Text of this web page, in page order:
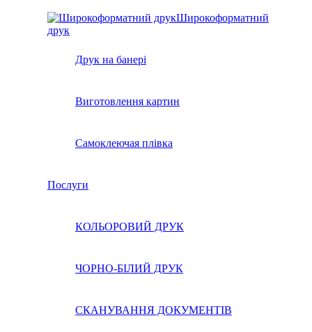
Широкоформатний
друк
Друк на банері
Виготовлення картин
Самоклеючая плівка
Послуги
КОЛЬОРОВИЙ ДРУК
ЧОРНО-БІЛИЙ ДРУК
СКАНУВАННЯ ДОКУМЕНТІВ